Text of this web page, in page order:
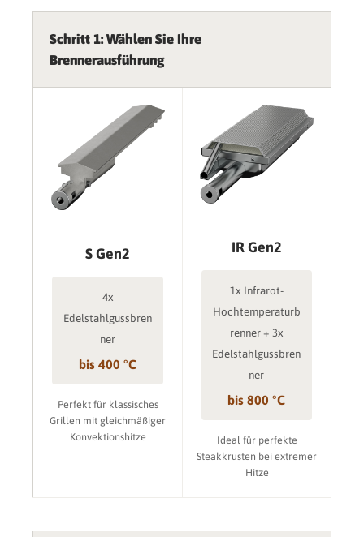
Schritt 1: Wählen Sie Ihre
Brennerausführung
S Gen2
4x
Edelstahlgussbren
ner
bis 400 °C
Perfekt für klassisches
Grillen mit gleichmäßiger
Konvektionshitze
IR Gen2
1x Infrarot-
Hochtemperaturb
renner + 3x
Edelstahlgussbren
ner
bis 800 °C
Ideal für perfekte
Steakkrusten bei extremer
Hitze